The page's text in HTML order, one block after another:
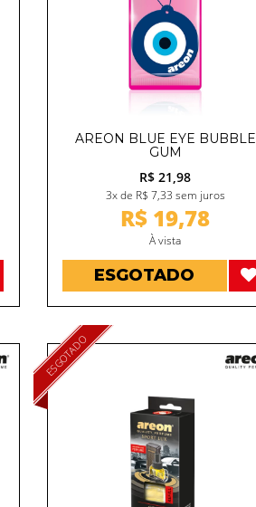
AREON BLUE EYE BUBBLE
GUM
R$ 21,98
3x de R$ 7,33 sem juros
R$ 19,78
À vista
ESGOTADO
ESGOTADO